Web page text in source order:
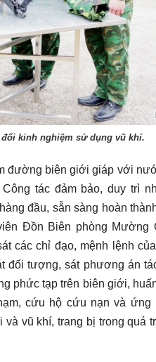
kinh nghiệm sử dụng vũ khí.
đường biên giới giáp với
tác đảm bảo, duy trì
đầu, sẵn sàng hoàn
Đồn Biên phòng Mường
các chỉ đạo, mệnh lệnh
đối tượng, sát phương án
phức tạp trên biên giới,
cứu hộ cứu nạn và ứng
vũ khí, trang bị trong quá